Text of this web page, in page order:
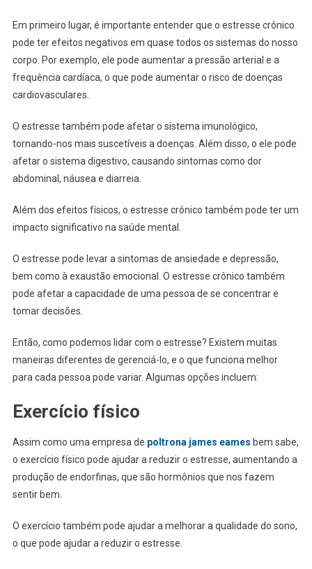
Em primeiro lugar, é importante entender que o estresse crônico
pode ter efeitos negativos em quase todos os sistemas do nosso
corpo. Por exemplo, ele pode aumentar a pressão arterial e a
frequência cardíaca, o que pode aumentar o risco de doenças
cardiovasculares.
O estresse também pode afetar o sistema imunológico,
tornando-nos mais suscetíveis a doenças. Além disso, o ele pode
afetar o sistema digestivo, causando sintomas como dor
abdominal, náusea e diarreia.
Além dos efeitos físicos, o estresse crônico também pode ter um
impacto significativo na saúde mental.
O estresse pode levar a sintomas de ansiedade e depressão,
bem como à exaustão emocional. O estresse crônico também
pode afetar a capacidade de uma pessoa de se concentrar e
tomar decisões.
Então, como podemos lidar com o estresse? Existem muitas
maneiras diferentes de gerenciá-lo, e o que funciona melhor
para cada pessoa pode variar. Algumas opções incluem:
Exercício físico
Assim como uma empresa de poltrona james eames bem sabe,
o exercício físico pode ajudar a reduzir o estresse, aumentando a
produção de endorfinas, que são hormônios que nos fazem
sentir bem.
O exercício também pode ajudar a melhorar a qualidade do sono,
o que pode ajudar a reduzir o estresse.